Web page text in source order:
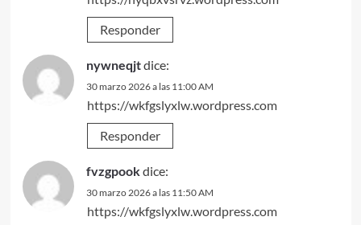
Responder
nywneqjtdice:
30 marzo 2026 a las 11:00 AM
https://wkfgslyxlw.wordpress.com
Responder
fvzgpookdice:
30 marzo 2026 a las 11:50 AM
https://wkfgslyxlw.wordpress.com